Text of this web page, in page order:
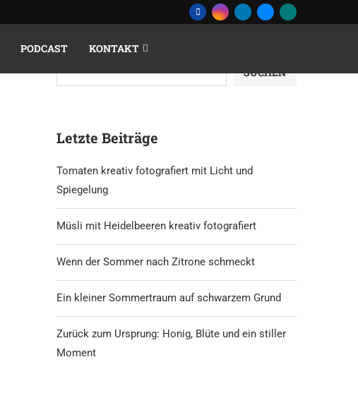
PODCAST KONTAKT
Suchen
SUCHEN
Letzte Beiträge
Tomaten kreativ fotografiert mit Licht und
Spiegelung
Müsli mit Heidelbeeren kreativ fotografiert
Wenn der Sommer nach Zitrone schmeckt
Ein kleiner Sommertraum auf schwarzem Grund
Zurück zum Ursprung: Honig, Blüte und ein stiller
Moment